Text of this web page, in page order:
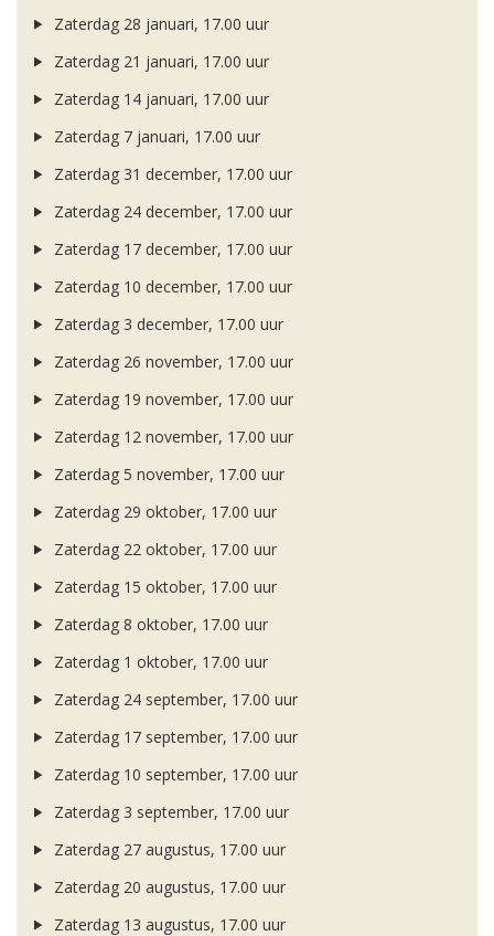
Zaterdag 28 januari, 17.00 uur
Zaterdag 21 januari, 17.00 uur
Zaterdag 14 januari, 17.00 uur
Zaterdag 7 januari, 17.00 uur
Zaterdag 31 december, 17.00 uur
Zaterdag 24 december, 17.00 uur
Zaterdag 17 december, 17.00 uur
Zaterdag 10 december, 17.00 uur
Zaterdag 3 december, 17.00 uur
Zaterdag 26 november, 17.00 uur
Zaterdag 19 november, 17.00 uur
Zaterdag 12 november, 17.00 uur
Zaterdag 5 november, 17.00 uur
Zaterdag 29 oktober, 17.00 uur
Zaterdag 22 oktober, 17.00 uur
Zaterdag 15 oktober, 17.00 uur
Zaterdag 8 oktober, 17.00 uur
Zaterdag 1 oktober, 17.00 uur
Zaterdag 24 september, 17.00 uur
Zaterdag 17 september, 17.00 uur
Zaterdag 10 september, 17.00 uur
Zaterdag 3 september, 17.00 uur
Zaterdag 27 augustus, 17.00 uur
Zaterdag 20 augustus, 17.00 uur
Zaterdag 13 augustus, 17.00 uur